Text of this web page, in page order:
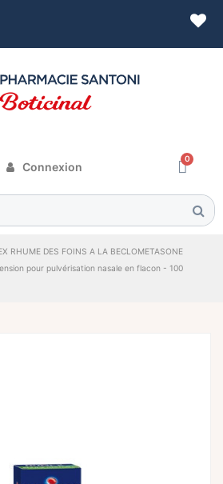
Connexion
RHUME DES FOINS A LA BECLOMETASONE
pour pulvérisation nasale en flacon - 100